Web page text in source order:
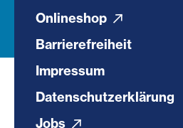
Onlineshop
Barrierefreiheit
Impressum
Datenschutzerklärung
Jobs